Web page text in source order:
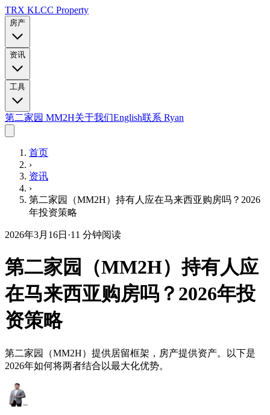
TRX KLCC Property
房产
资讯
工具
第二家园 MM2H关于我们English联系 Ryan
首页
›
资讯
›
第二家园（MM2H）持有人应在马来西亚购房吗？2026
年投资策略
2026年3月16日 ·11 分钟阅读
第二家园（MM2H）持有人应
在马来西亚购房吗？2026年投
资策略
第二家园（MM2H）提供居留框架，房产提供资产。以下是
2026年如何将两者结合以最大化优势。